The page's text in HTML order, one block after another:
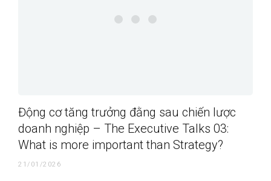
Động cơ tăng trưởng đằng sau chiến lược
doanh nghiệp – The Executive Talks 03:
What is more important than Strategy?
21/01/2026